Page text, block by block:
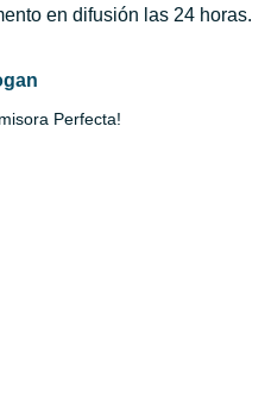
en difusión las 24 horas.
Perfecta!